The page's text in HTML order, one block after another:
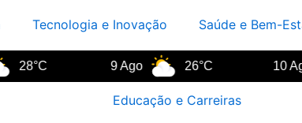
Tecnologia e Inovação Saúde e Bem-
9 Ago 26°C 10 Ago
Educação e Carreiras